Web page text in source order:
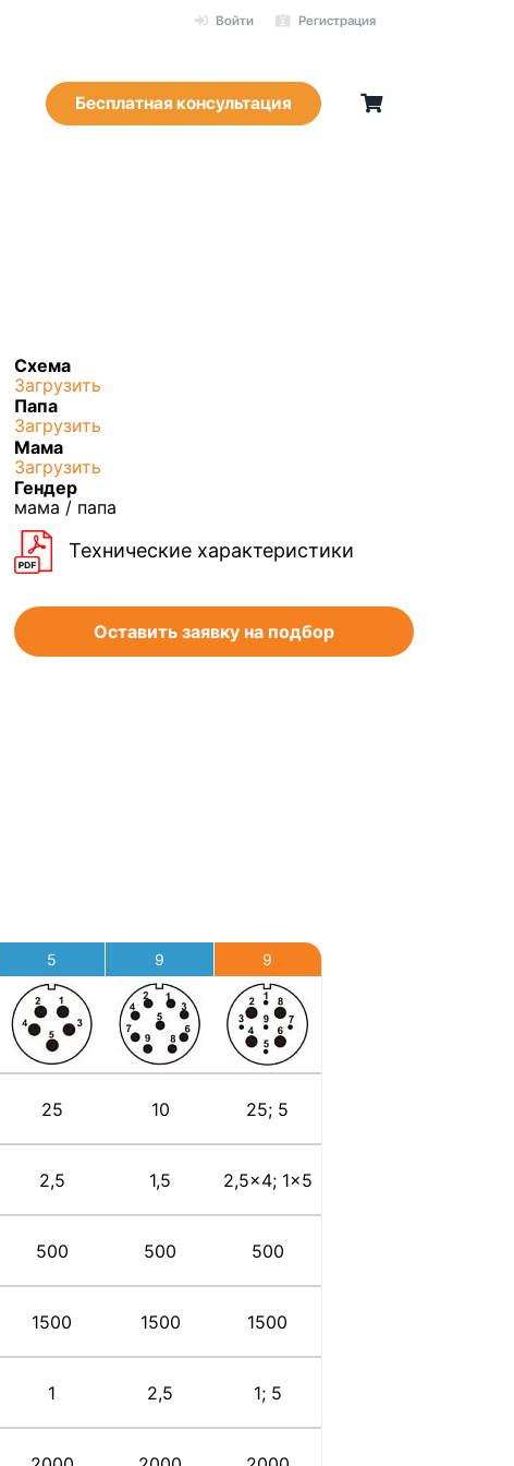
Войти Регистрация
Бесплатная консультация
Схема
Загрузить
Папа
Загрузить
Мама
Загрузить
Гендер
мама / папа
Технические характеристики
Оставить заявку на подбор
5
25
2,5
500
1500
1
9
10
1,5
500
1500
2,5
9
25; 5
2,5x4; 1x5
500
1500
1; 5